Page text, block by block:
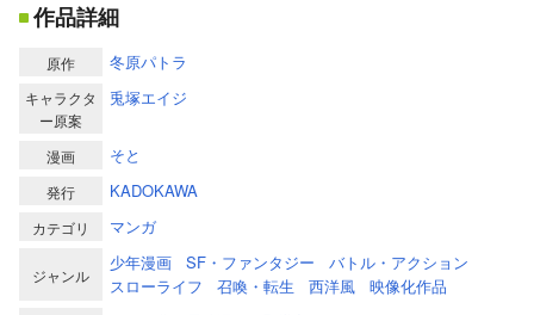
作品詳細
原作 冬原パトラ
キャラクタ
ー原案
兎塚エイジ
漫画 そと
発行 KADOKAWA
カテゴリ マンガ
ジャンル
少年漫画 SF・ファンタジー
バトル・アクション
スローライフ
召喚・転生 西洋風 映像化作品